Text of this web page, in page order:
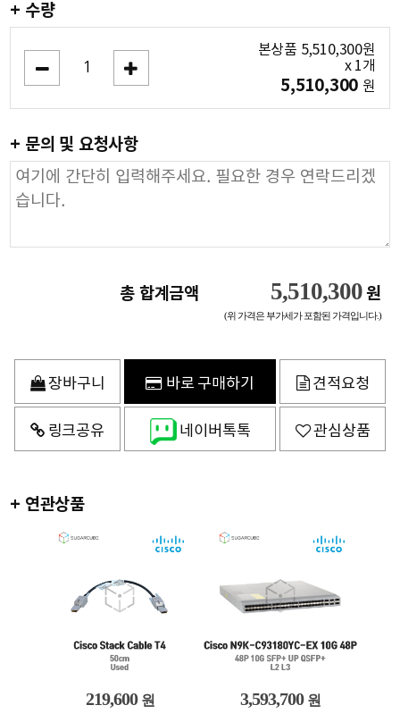
+ 수량
본상품 5,510,300원
x 1 개
5,510,300 원
+ 문의 및 요청사항
총 합계금액 5,510,300 원
(위 가격은 부가세가 포함된 가격입니다.)
장바구니 바로 구매하기 견적요청
링크공유 네이버톡톡 관심상품
+ 연관상품
219,600 원 3,593,700 원